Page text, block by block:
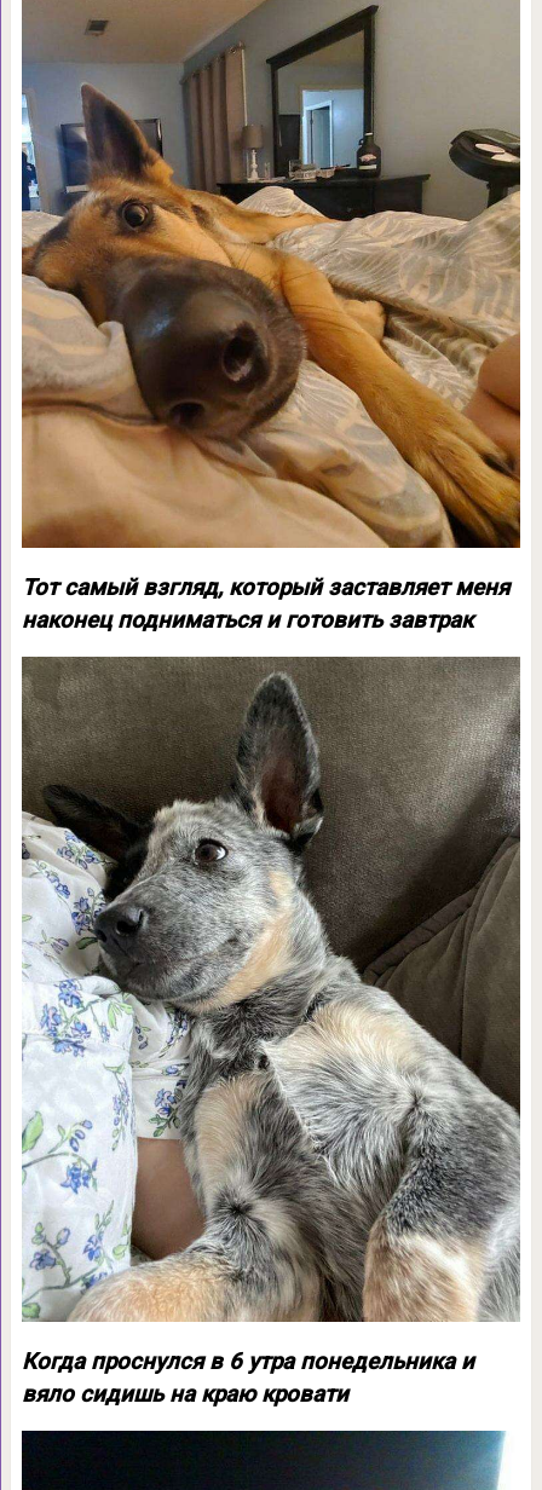
Тот самый взгляд, который заставляет меня
наконец подниматься и готовить завтрак
Когда проснулся в 6 утра понедельника и
вяло сидишь на краю кровати